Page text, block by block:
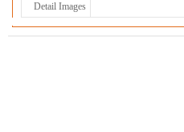
Detail Images